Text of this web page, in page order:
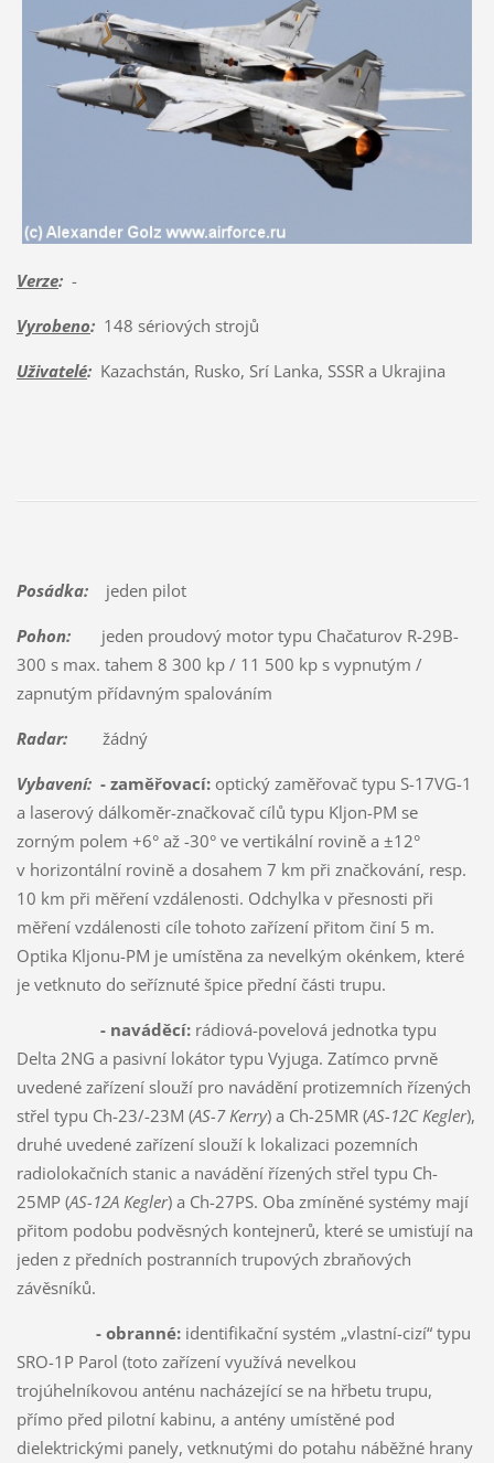
Verze:-
Vyrobeno:148 sériových strojů
Uživatelé:Kazachstán, Rusko, Srí Lanka, SSSR a Ukrajina
Posádka:jeden pilot
Pohon:jeden proudový motor typu Chačaturov R-29B-
300 s max. tahem 8 300 kp / 11 500 kp s vypnutým /
zapnutým přídavným spalováním
Radar:žádný
Vybavení: - zaměřovací:optický zaměřovač typu S-17VG-1
a laserový dálkoměr-značkovač cílů typu Kljon-PM se
zorným polem +6° až -30° ve vertikální rovině a ±12°
v horizontální rovině a dosahem 7 km při značkování, resp.
10 km při měření vzdálenosti. Odchylka v přesnosti při
měření vzdálenosti cíle tohoto zařízení přitom činí 5 m.
Optika Kljonu-PM je umístěna za nevelkým okénkem, které
je vetknuto do seříznuté špice přední části trupu.
- naváděcí:rádiová-povelová jednotka typu
Delta 2NG a pasivní lokátor typu Vyjuga. Zatímco prvně
uvedené zařízení slouží pro navádění protizemních řízených
střel typu Ch-23/-23M (AS-7 Kerry) a Ch-25MR (AS-12C Kegler),
druhé uvedené zařízení slouží k lokalizaci pozemních
radiolokačních stanic a navádění řízených střel typu Ch-
25MP (AS-12A Kegler) a Ch-27PS. Oba zmíněné systémy mají
přitom podobu podvěsných kontejnerů, které se umisťují na
jeden z předních postranních trupových zbraňových
závěsníků.
- obranné:identifikační systém „vlastní-cizí“ typu
SRO-1P Parol (toto zařízení využívá nevelkou
trojúhelníkovou anténu nacházející se na hřbetu trupu,
přímo před pilotní kabinu, a antény umístěné pod
dielektrickými panely, vetknutými do potahu náběžné hrany